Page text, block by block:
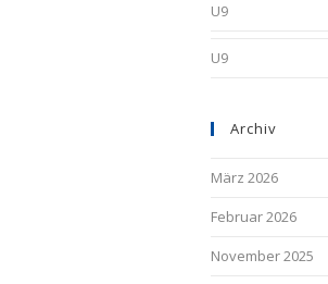
U9
U9
Archiv
März 2026
Februar 2026
November 2025